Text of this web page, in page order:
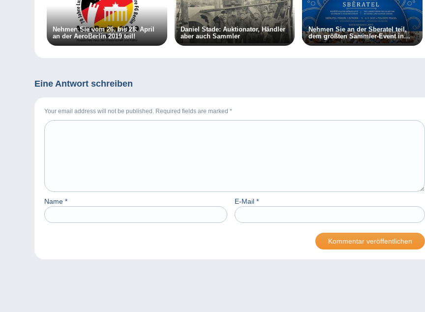
Nehmen Sie vom 26. bis 28. April
an der AeroBerlin 2019 teil!
Daniel Stade: Auktionator, Händler
aber auch Sammler
Nehmen Sie an der Sberatel teil,
dem größten Sammler-Event in
Zentral- und Osteuropa!
Eine Antwort schreiben
Your email address will not be published. Required fields are marked *
Name * E-Mail *